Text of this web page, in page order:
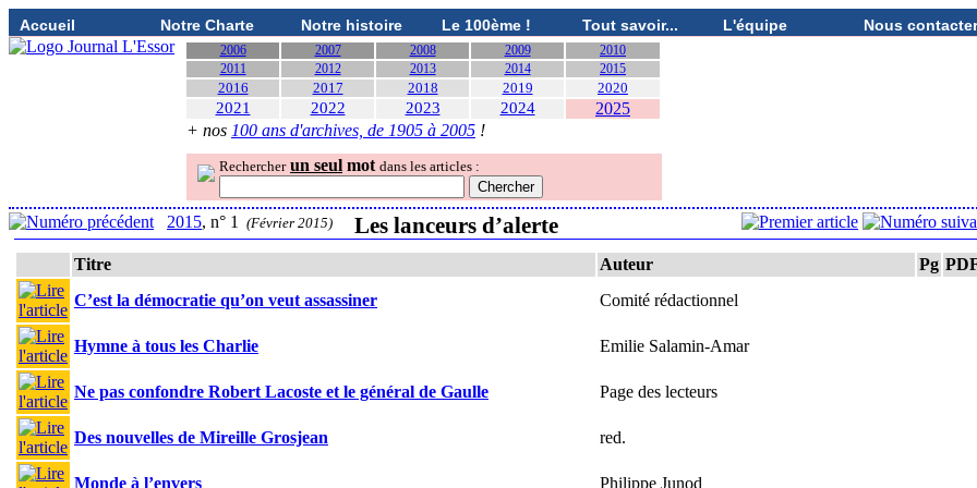
Accueil Notre Charte Notre histoire Le 100ème ! Tout savoir... L'équipe Nous contacter
2006 2007 2008 2009
2010
2011
2012 2013 2014 2015
2016 2017 2018 2019 2020
2021 2022 2023 2024
2025
+ nos 100 ans d'archives, de 1905 à 2005 !
Rechercher un seul mot dans les articles :
2015, n° 1 (Février 2015) Les lanceurs d’alerte
Titre Auteur Pg
C’est la démocratie qu’on veut assassiner
Comité rédactionnel
Hymne à tous les Charlie Emilie Salamin-Amar
Ne pas confondre Robert Lacoste et le général de Gaulle Page des lecteurs
Des nouvelles de Mireille Grosjean red.
Monde à l’envers Philippe Junod